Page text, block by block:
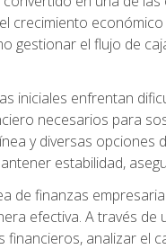
crecimiento
gestionar el flujo de
iniciales enfrentan
necesarios para
y diversas
estabilidad,
de finanzas
efectiva. A través
analizar el